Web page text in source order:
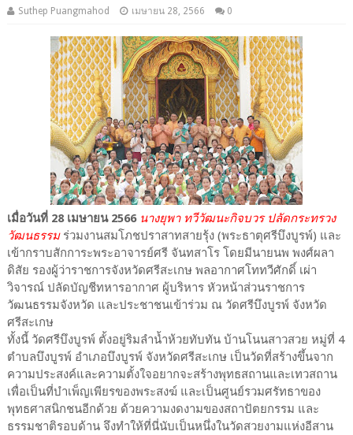
Suthep Puangmahod เมษายน 28, 2566 0
เมื่อวันที่ 28 เมษายน 2566 นางยุพา ทวีวัฒนะกิจบวร ปลัดกระทรวง
วัฒนธรรมร่วมงานสมโภชปราสาทสายรุ้ง (พระธาตุศรีบึงบูรพ์) และ
เข้ากราบสักการะพระอาจารย์ศรี จันทสาโร โดยมีนายนพ พงศ์ผลา
ดิสัย รองผู้ว่าราชการจังหวัดศรีสะเกษ พลอากาศโททวีศักดิ์ เผ่า
วิจารณ์ ปลัดบัญชีทหารอากาศ ผู้บริหาร หัวหน้าส่วนราชการ
วัฒนธรรมจังหวัด และประชาชนเข้าร่วม ณ วัดศรีบึงบูรพ์ จังหวัด
ศรีสะเกษ
ทั้งนี้ วัดศรีบึงบูรพ์ ตั้งอยู่ริมลำน้ำห้วยทับทัน บ้านโนนสาวสวย หมู่ที่ 4
ตำบลบึงบูรพ์ อำเภอบึงบูรพ์ จังหวัดศรีสะเกษ เป็นวัดที่สร้างขึ้นจาก
ความประสงค์และความตั้งใจอยากจะสร้างพุทธสถานและเทวสถาน
เพื่อเป็นที่บำเพ็ญเพียรของพระสงฆ์ และเป็นศูนย์รวมศรัทธาของ
พุทธศาสนิกชนอีกด้วย ด้วยความงดงามของสถาปัตยกรรม และ
ธรรมชาติรอบด้าน จึงทำให้ที่นี่นับเป็นหนึ่งในวัดสวยงามแห่งอีสาน